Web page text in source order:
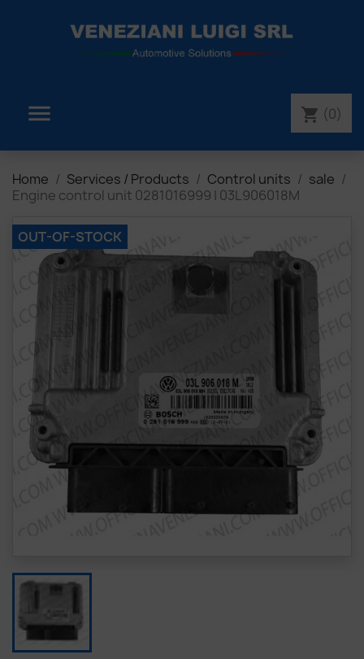
 shopping_cart (0)
Home Services / Products Control units
sale
Engine control unit 0281016999 | 03L906018M
OUT-OF-STOCK